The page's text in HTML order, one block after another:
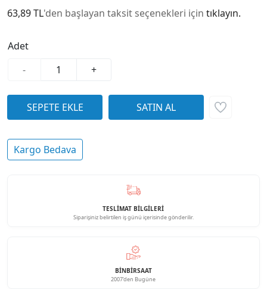
63,89 TL'den başlayan taksit seçenekleri için tıklayın.
Adet
-
+
Kargo Bedava
TESLİMAT BİLGİLERİ
Siparişiniz belirtilen iş günü içerisinde gönderilir.
BINBIRSAAT
2007'den Bugüne